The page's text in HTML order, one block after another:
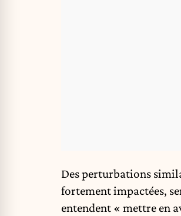
Des perturbations
fortement impactées,
entendent « mettre en